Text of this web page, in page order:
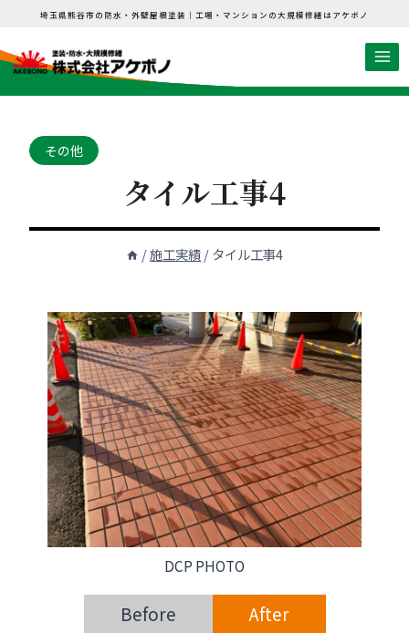
を
埼玉県熊谷市の防水・外壁屋根塗装｜工場・マンションの大規模修繕はアケボノ
その他
タイル工事4
/施工実績/タイル工事4
Before After
DCP PHOTO